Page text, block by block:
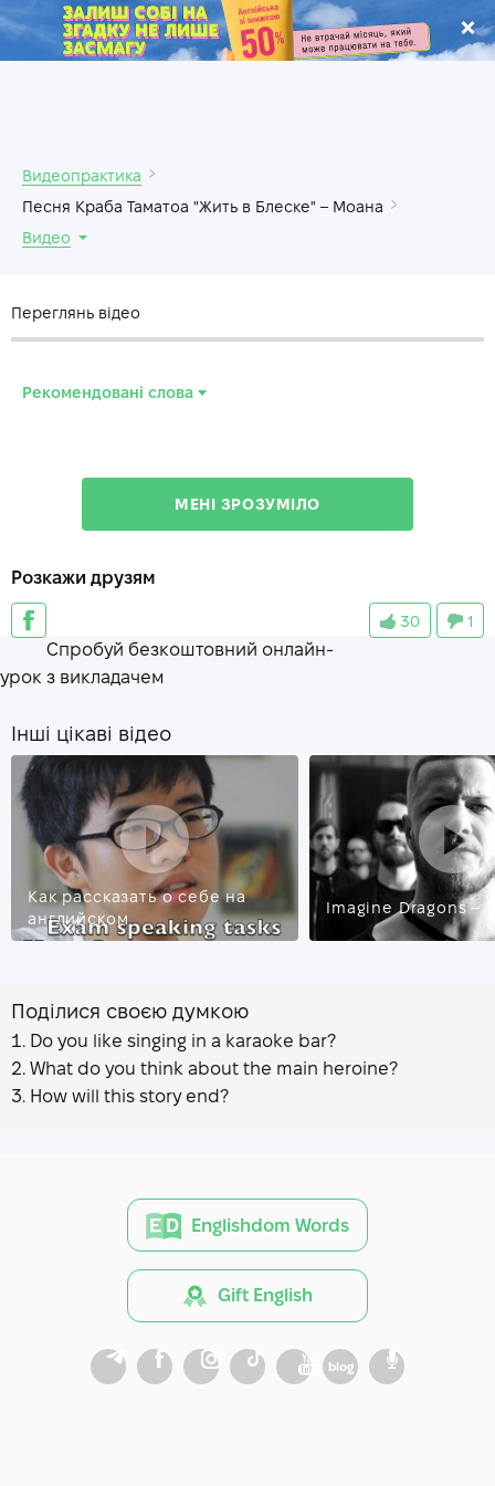
.
Видеопрактика
Песня Краба Таматоа "Жить в Блеске" – Моана
Видео
Переглянь відео
Рекомендовані слова
hawk — ястреб
trouble
произведение искусства
plea — просьба
МЕНІ ЗРОЗУМІЛО
Розкажи друзям
30 1
Спробуй безкоштовний онлайн-
урок з викладачем
Інші цікаві відео
Как рассказать о себе на
английском
Imagine Dragons –
Поділися своєю думкою
Do you like singing in a karaoke bar?
What do you think about the main heroine?
How will this story end?
Englishdom Words
Gift English
blog